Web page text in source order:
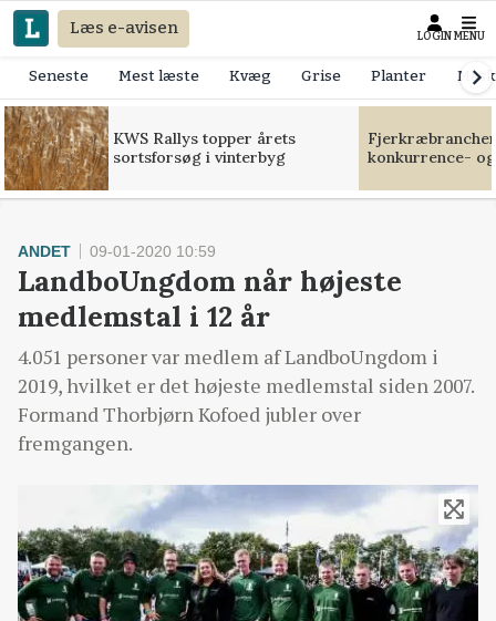
Læs e-avisen LOGIN MENU
Seneste Mest læste Kvæg Grise Planter
KWS Rallys topper årets
sortsforsøg i vinterbyg
konkurrence-
ANDET 09-01-2020 10:59
LandboUngdom når højeste
medlemstal i 12 år
4.051 personer var medlem af LandboUngdom i
2019, hvilket er det højeste medlemstal siden 2007.
Formand Thorbjørn Kofoed jubler over
fremgangen.